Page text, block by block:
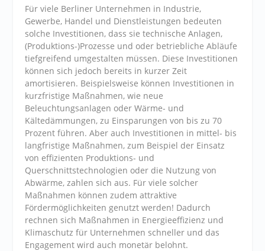
Für viele Berliner Unternehmen in Industrie,
Gewerbe, Handel und Dienstleistungen bedeuten
solche Investitionen, dass sie technische Anlagen,
(Produktions-)Prozesse und oder betriebliche Abläufe
tiefgreifend umgestalten müssen. Diese Investitionen
können sich jedoch bereits in kurzer Zeit
amortisieren. Beispielsweise können Investitionen in
kurzfristige Maßnahmen, wie neue
Beleuchtungsanlagen oder Wärme- und
Kältedämmungen, zu Einsparungen von bis zu 70
Prozent führen. Aber auch Investitionen in mittel- bis
langfristige Maßnahmen, zum Beispiel der Einsatz
von effizienten Produktions- und
Querschnittstechnologien oder die Nutzung von
Abwärme, zahlen sich aus. Für viele solcher
Maßnahmen können zudem attraktive
Fördermöglichkeiten genutzt werden! Dadurch
rechnen sich Maßnahmen in Energieeffizienz und
Klimaschutz für Unternehmen schneller und das
Engagement wird auch monetär belohnt.